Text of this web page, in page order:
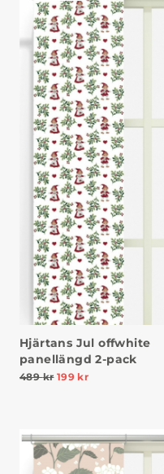
Hjärtans Jul offwhite
panellängd 2-pack
489kr 199kr